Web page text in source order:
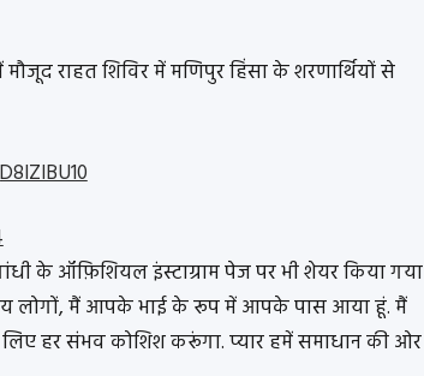
राहत शिविर में मणिपुर हिंसा के शरणार्थियों से
के ऑफ़िशियल इंस्टाग्राम पेज पर भी शेयर किया गया
लोगों, मैं आपके भाई के रूप में आपके पास आया हूं. मैं
हर संभव कोशिश करूंगा. प्यार हमें समाधान की ओर